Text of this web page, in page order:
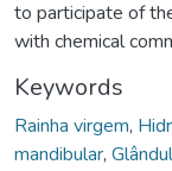
to participate of
with chemical
Keywords
Rainha virgem,
mandibular,